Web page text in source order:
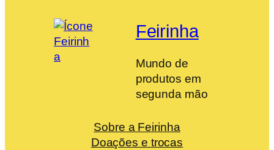
Feirinha
Mundo de
produtos em
segunda mão
Sobre a Feirinha
Doações e trocas